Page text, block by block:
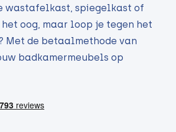
wastafelkast, spiegelkast of
oog, maar loop je tegen het
Met de betaalmethode van
badkamermeubels op